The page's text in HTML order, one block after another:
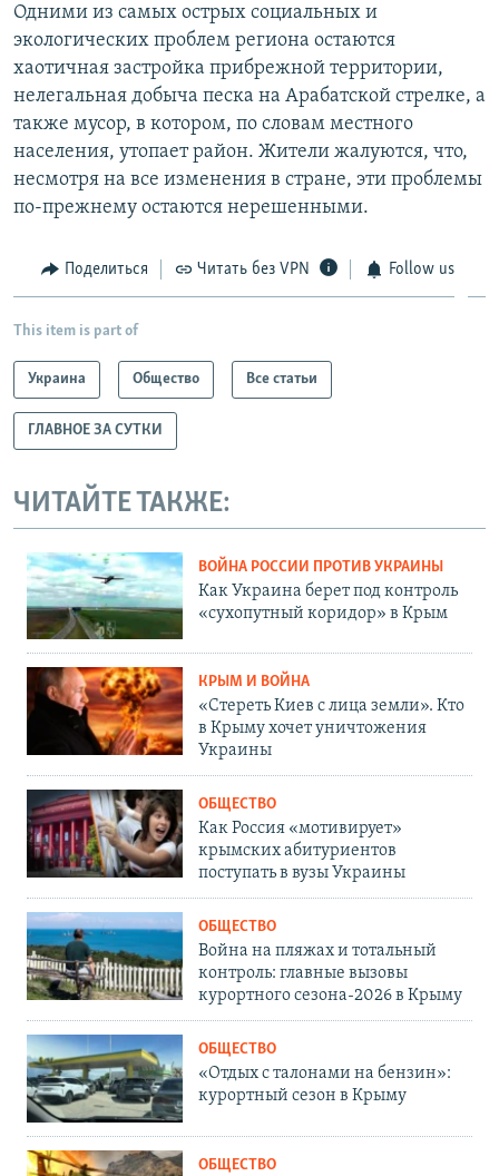
Одними из самых острых социальных и
экологических проблем региона остаются
хаотичная застройка прибрежной территории,
нелегальная добыча песка на Арабатской стрелке, а
также мусор, в котором, по словам местного
населения, утопает район. Жители жалуются, что,
несмотря на все изменения в стране, эти проблемы
по-прежнему остаются нерешенными.
Поделиться Читать без VPN Follow us
This item is part of
Украина Общество Все статьи
ГЛАВНОЕ ЗА СУТКИ
ЧИТАЙТЕ ТАКЖЕ:
ВОЙНА РОССИИ ПРОТИВ УКРАИНЫ
Как Украина берет под контроль
«сухопутный коридор» в Крым
КРЫМ И ВОЙНА
«Стереть Киев с лица земли». Кто
в Крыму хочет уничтожения
Украины
ОБЩЕСТВО
Как Россия «мотивирует»
крымских абитуриентов
поступать в вузы Украины
ОБЩЕСТВО
Война на пляжах и тотальный
контроль: главные вызовы
курортного сезона-2026 в Крыму
ОБЩЕСТВО
«Отдых с талонами на бензин»:
курортный сезон в Крыму
ОБЩЕСТВО